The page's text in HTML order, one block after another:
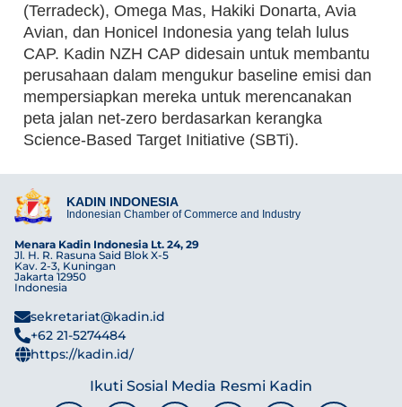
(Terradeck), Omega Mas, Hakiki Donarta, Avia
Avian, dan Honicel Indonesia yang telah lulus
CAP. Kadin NZH CAP didesain untuk membantu
perusahaan dalam mengukur baseline emisi dan
mempersiapkan mereka untuk merencanakan
peta jalan net-zero berdasarkan kerangka
Science-Based Target Initiative (SBTi).
KADIN INDONESIA
Indonesian Chamber of Commerce and Industry
Menara Kadin Indonesia Lt. 24, 29
Jl. H. R. Rasuna Said Blok X-5
Kav. 2-3, Kuningan
Jakarta 12950
Indonesia
sekretariat@kadin.id
+62 21-5274484
https://kadin.id/
Ikuti Sosial Media Resmi Kadin